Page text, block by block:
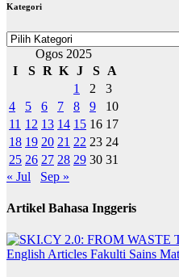
Kategori
Kategori
Ogos 2025
I
S R K J S
A
1
2
3
4
5 6 7 8 9
10
11 12 13 14 15 16 17
18 19 20 21 22 23 24
25 26 27 28 29 30 31
« Jul
Sep »
Artikel Bahasa Inggeris
English Articles Fakulti Sains